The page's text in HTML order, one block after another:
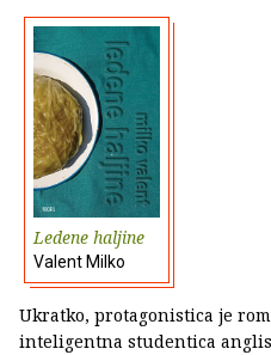
Ledene haljine
Valent Milko
Ukratko, protagonistica je
inteligentna studentica